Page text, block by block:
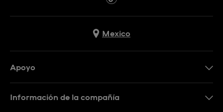
Mexico
Apoyo
Información de la compañía